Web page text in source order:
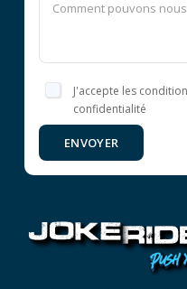
J'accepte les
confidentialité
ENVOYER